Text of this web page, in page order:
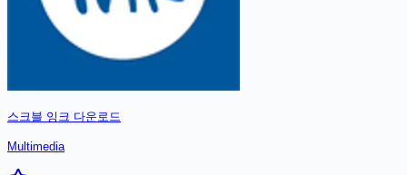
스크블 잉크 다운로드
Multimedia